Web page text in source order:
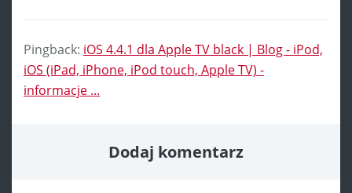
Pingback: iOS 4.4.1 dla Apple TV black | Blog - iPod,
iOS (iPad, iPhone, iPod touch, Apple TV) -
informacje ...
Dodaj komentarz